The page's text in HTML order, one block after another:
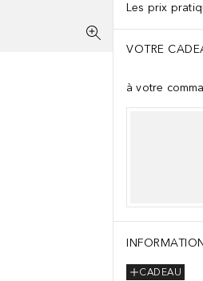
Les prix
VOTRE
à votre
CADEAU